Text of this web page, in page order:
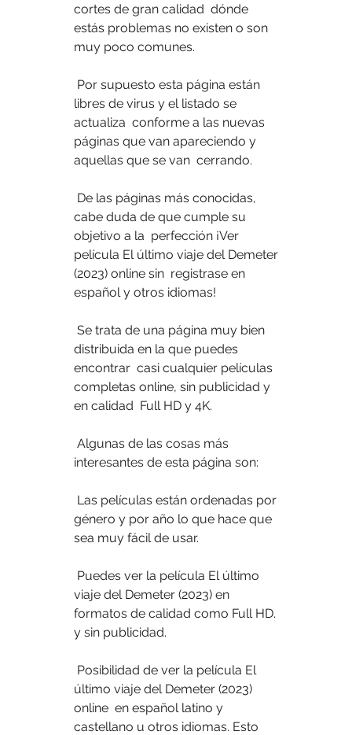
cortes de gran calidad  dónde
estás problemas no existen o son
muy poco comunes.
libres de virus y el listado se
actualiza  conforme a las nuevas
páginas que van apareciendo y
aquellas que se van  cerrando.
cabe duda de que cumple su
objetivo a la  perfección ¡Ver
película El último viaje del Demeter
(2023) online sin  registrase en
español y otros idiomas!
distribuida en la que puedes
encontrar  casi cualquier películas
completas online, sin publicidad y
en calidad  Full HD y 4K.
interesantes de esta página son:
género y por año lo que hace que
sea muy fácil de usar.
viaje del Demeter (2023) en
formatos de calidad como Full HD.
y sin publicidad.
último viaje del Demeter (2023)
online  en español latino y
castellano u otros idiomas. Esto